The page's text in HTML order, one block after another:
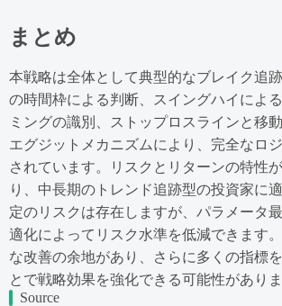
まとめ
本戦略は全体として典型的なブレイク追
の時間枠による判断、スイングハイによ
ミングの識別、ストップロスラインと移
エグジットメカニズムにより、完全なロ
されています。リスクとリターンの特性
り、中長期のトレンド追跡型の投資家に
定のリスクは存在しますが、パラメータ
適化によってリスク水準を低減できます
な改善の余地があり、さらに多くの指標
とで戦略効果を強化できる可能性がありま
Source